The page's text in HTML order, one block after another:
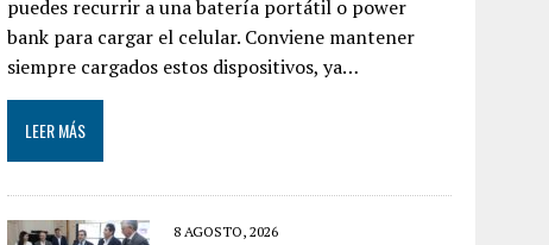
puedes recurrir a una batería portátil o power
bank para cargar el celular. Conviene mantener
siempre cargados estos dispositivos, ya…
LEER MÁS
8 AGOSTO, 2026